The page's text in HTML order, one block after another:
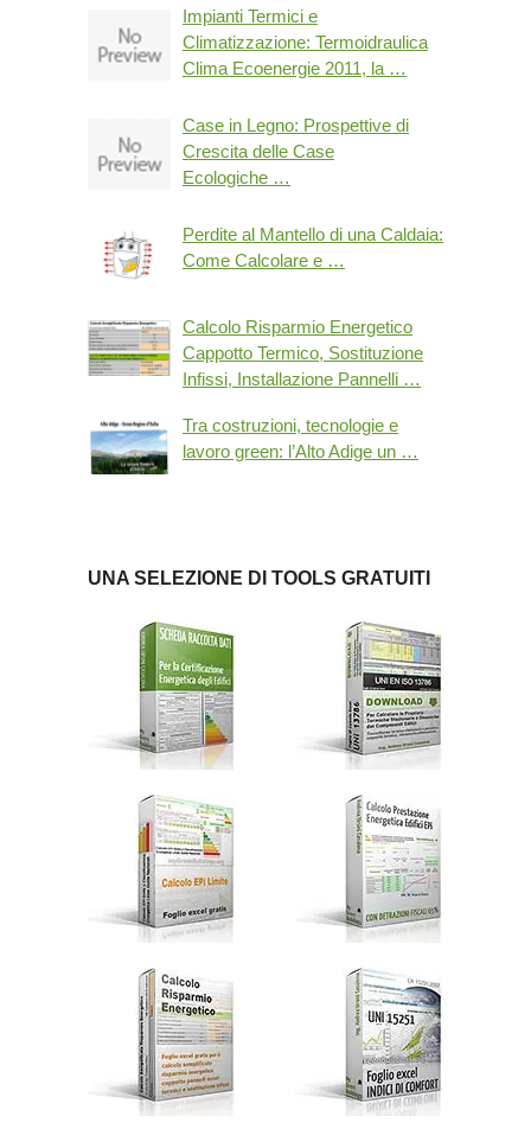
Impianti Termici e
Climatizzazione: Termoidraulica
Clima Ecoenergie 2011, la …
Case in Legno: Prospettive di
Crescita delle Case
Ecologiche …
Perdite al Mantello di una Caldaia:
Come Calcolare e …
Calcolo Risparmio Energetico
Cappotto Termico, Sostituzione
Infissi, Installazione Pannelli …
Tra costruzioni, tecnologie e
lavoro green: l’Alto Adige un …
UNA SELEZIONE DI TOOLS GRATUITI